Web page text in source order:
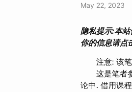
May 22, 2023
隐私提示:本
你的信息请点
注意: 该笔
这是笔者参
论中. 借用课